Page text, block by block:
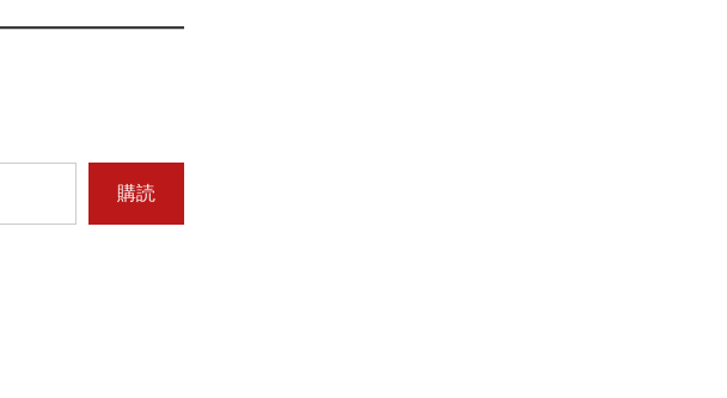
購読